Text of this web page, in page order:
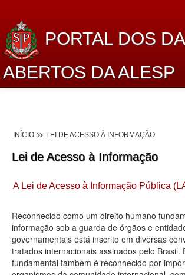
PORTAL DOS
ABERTOS DA ALESP
Lei de Acesso à Informação
Dados Governamentais Abertos
Planejamento
Catálogo de dados
Processo Legislativo
INÍCIO LEI DE ACESSO À INFORMAÇÃO
Lei de Acesso à Informação
A Lei de Acesso à Informação Pública
Reconhecido como um direito humano
informação sob a guarda de órgãos e
governamentais está inscrito em diversas
tratados internacionais assinados pelo Brasil.
fundamental também é reconhecido por